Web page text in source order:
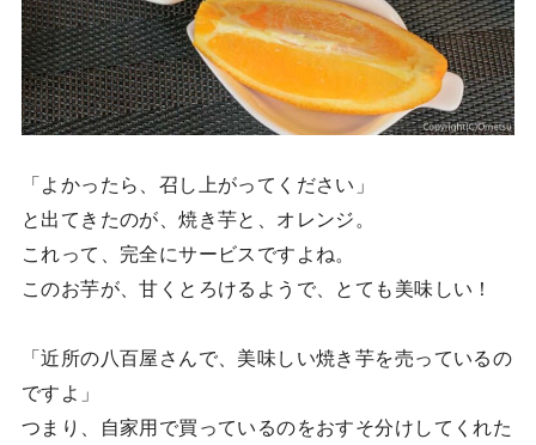
「よかったら、召し上がってください」
と出てきたのが、焼き芋と、オレンジ。
これって、完全にサービスですよね。
このお芋が、甘くとろけるようで、とても美味しい！
「近所の八百屋さんで、美味しい焼き芋を売っているの
ですよ」
つまり、自家用で買っているのをおすそ分けしてくれた